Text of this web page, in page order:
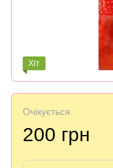
Хіт
Очікується
200 грн